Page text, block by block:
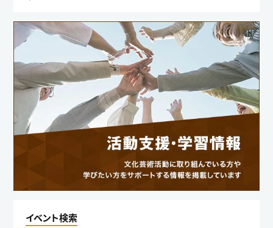
イベント検索